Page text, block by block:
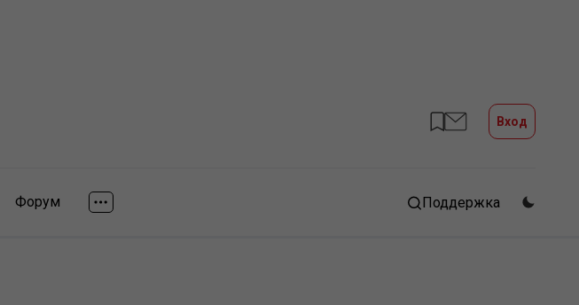
Вход
Форум Поддержка